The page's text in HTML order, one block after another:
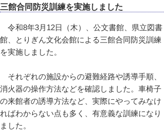
三館合同防災訓練を実施しました
令和8年3月12日（木）、公文書館、県立図書
館、とりぎん文化会館による三館合同防災訓練
を実施しました。
それぞれの施設からの避難経路や誘導手順、
消火器の操作方法などを確認しました。車椅子
の来館者の誘導方法など、実際にやってみなけ
ればわからない点も多く、有意義な訓練になり
ました。